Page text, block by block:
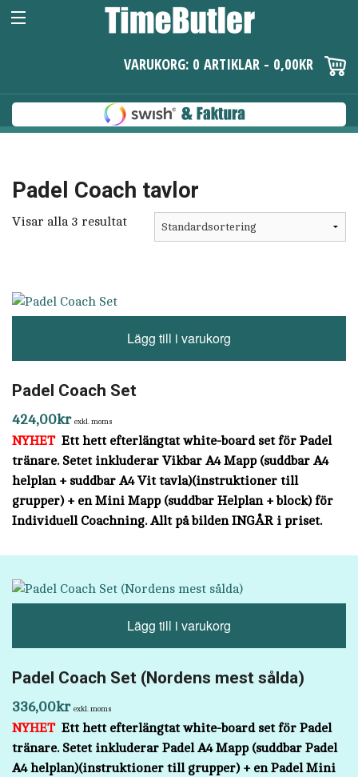
VARUKORG: 0 ARTIKLAR - 0,00KR
Padel Coach tavlor
Visar alla 3 resultat
Lägg till i varukorg
Padel Coach Set
424,00kr exkl. moms
NYHET Ett hett efterlängtat white-board set för Padel
tränare. Setet inkluderar Vikbar A4 Mapp (suddbar A4
helplan + suddbar A4 Vit tavla)(instruktioner till
grupper) + en Mini Mapp (suddbar Helplan + block) för
Individuell Coachning. Allt på bilden INGÅR i priset.
Lägg till i varukorg
Padel Coach Set (Nordens mest sålda)
336,00kr exkl. moms
NYHET Ett hett efterlängtat white-board set för Padel
tränare. Setet inkluderar Padel A4 Mapp (suddbar Padel
A4 helplan)(instruktioner till grupper) + en Padel Mini